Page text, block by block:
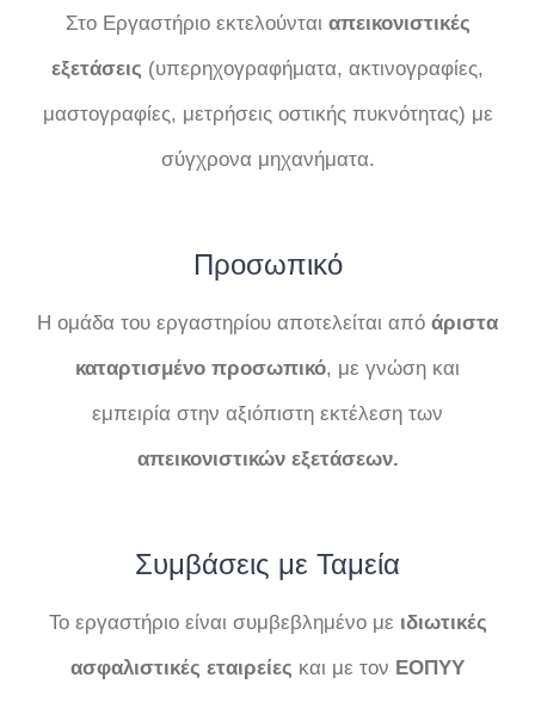
Στο Εργαστήριο εκτελούνται απεικονιστικές
εξετάσεις (υπερηχογραφήματα, ακτινογραφίες,
μαστογραφίες, μετρήσεις οστικής πυκνότητας) με
σύγχρονα μηχανήματα.
Προσωπικό
Η ομάδα του εργαστηρίου αποτελείται από άριστα
καταρτισμένο προσωπικό, με γνώση και
εμπειρία στην αξιόπιστη εκτέλεση των
απεικονιστικών εξετάσεων.
Συμβάσεις με Ταμεία
Το εργαστήριο είναι συμβεβλημένο με ιδιωτικές
ασφαλιστικές εταιρείες και με τον ΕΟΠΥΥ